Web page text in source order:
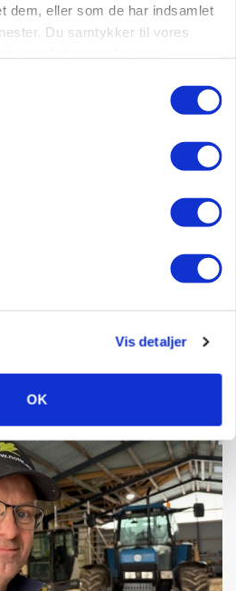
dem, eller som de har indsamlet
Du samtykker til vores
Vis detaljer
OK